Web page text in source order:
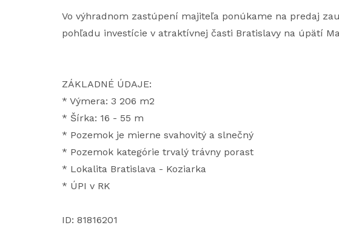
Vo výhradnom zastúpení majiteľa ponúkame na predaj
pohľadu investície v atraktívnej časti Bratislavy na úpätí
ZÁKLADNÉ ÚDAJE:
* Výmera: 3 206 m2
* Šírka: 16 - 55 m
* Pozemok je mierne svahovitý a slnečný
* Pozemok kategórie trvalý trávny porast
* Lokalita Bratislava - Koziarka
* ÚPI v RK
ID: 81816201